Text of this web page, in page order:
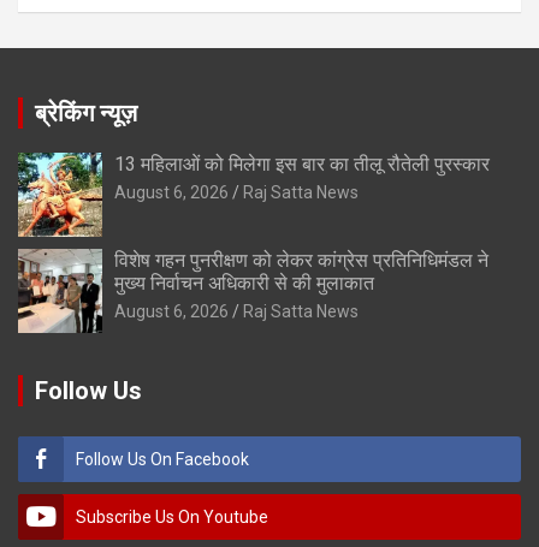
ब्रेकिंग न्यूज़
13 महिलाओं को मिलेगा इस बार का तीलू रौतेली पुरस्कार
August 6, 2026 Raj Satta News
विशेष गहन पुनरीक्षण को लेकर कांग्रेस प्रतिनिधिमंडल ने
मुख्य निर्वाचन अधिकारी से की मुलाकात
August 6, 2026 Raj Satta News
Follow Us
Follow Us On Facebook
Subscribe Us On Youtube